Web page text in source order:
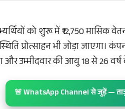
को शुरू में ₹12,750 मासिक
प्रोत्साहन भी जोड़ा जाएगा।
और उम्मीदवार की आयु 18 से 26 वर्ष
🚨 WhatsApp Channel से जुड़ें —